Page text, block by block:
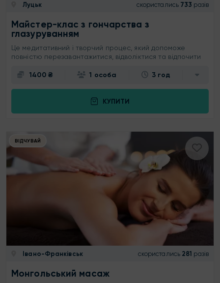
Луцьк скористались 733 разів
Майстер-клас з гончарства з
глазуруванням
Це медитативний і творчий процес, який допоможе
повністю перезавантажитися, відволіктися та відпочити
1400 ₴ 1 особа 3 год
КУПИТИ
ВІДЧУВАЙ
Івано-Франківськ скористались 281 разів
Монгольський масаж